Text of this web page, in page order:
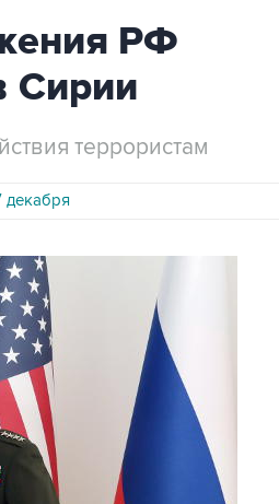
РФ
Сирии
террористам
декабря